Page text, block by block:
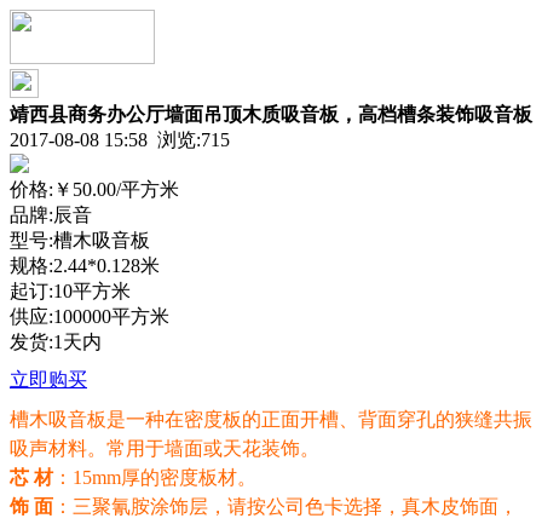
靖西县商务办公厅墙面吊顶木质吸音板，高档槽条装饰吸音板
2017-08-08 15:58 浏览:715
价格: ￥50.00/平方米
品牌:辰音
型号:槽木吸音板
规格:2.44*0.128米
起订:10平方米
供应:100000平方米
发货:1天内
立即购买
槽木吸音板是一种在密度板的正面开槽、背面穿孔的狭缝共振
吸声材料。常用于墙面或天花装饰。
芯 材：15mm厚的密度板材。
饰 面 ：三聚氰胺涂饰层，请按公司色卡选择，真木皮饰面，